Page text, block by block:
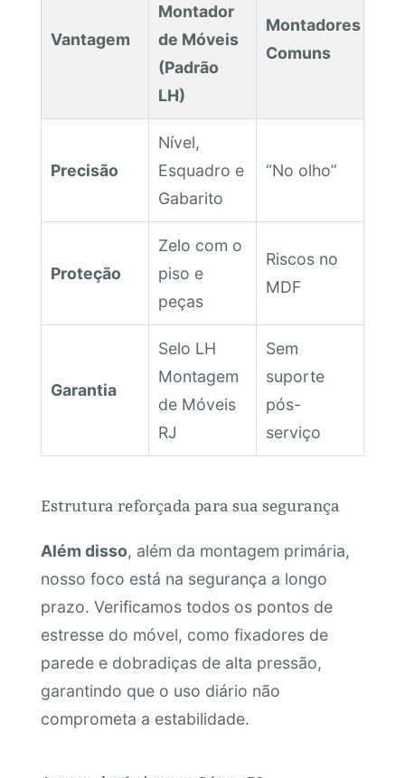
Vantagem
Montador
de Móveis
(Padrão
LH)
Montadores
Comuns
Precisão
Nível,
Esquadro e
Gabarito
“No olho”
Proteção
Zelo com o
piso e
peças
Riscos no
MDF
Garantia
Selo LH
Montagem
de Móveis
RJ
Sem
suporte
pós-
serviço
Estrutura reforçada para sua segurança
Além disso, além da montagem primária,
nosso foco está na segurança a longo
prazo. Verificamos todos os pontos de
estresse do móvel, como fixadores de
parede e dobradiças de alta pressão,
garantindo que o uso diário não
comprometa a estabilidade.